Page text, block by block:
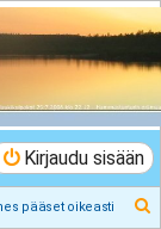
Kirjaudu sisään
pääset oikeasti